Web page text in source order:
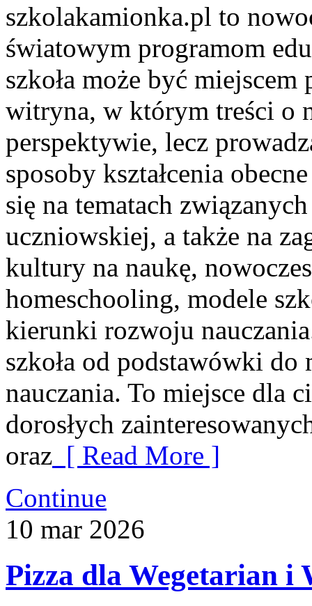
szkolakamionka.pl to
światowym programom
szkoła może być
witryna, w którym treści o
perspektywie, lecz
sposoby kształcenia
się na tematach
uczniowskiej, a także na
kultury na naukę,
homeschooling, modele
kierunki rozwoju
szkoła od podstawówki
nauczania. To miejsce dla
dorosłych
oraz [ Read More ]
Continue
10 mar 2026
Pizza dla Wegetarian i